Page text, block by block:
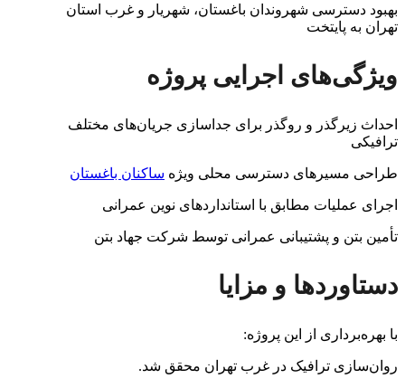
بهبود دسترسی شهروندان باغستان، شهریار و غرب استان
تهران به پایتخت
ویژگی‌های اجرایی پروژه
احداث زیرگذر و روگذر برای جداسازی جریان‌های مختلف
ترافیکی
طراحی مسیرهای دسترسی محلی ویژه ساکنان باغستان
اجرای عملیات مطابق با استانداردهای نوین عمرانی
تأمین بتن و پشتیبانی عمرانی توسط شرکت جهاد بتن
دستاوردها و مزایا
با بهره‌برداری از این پروژه:
روان‌سازی ترافیک در غرب تهران محقق شد.